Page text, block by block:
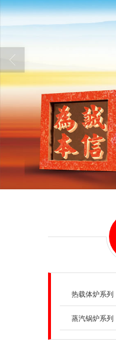
热载体炉系列
蒸汽锅炉系列